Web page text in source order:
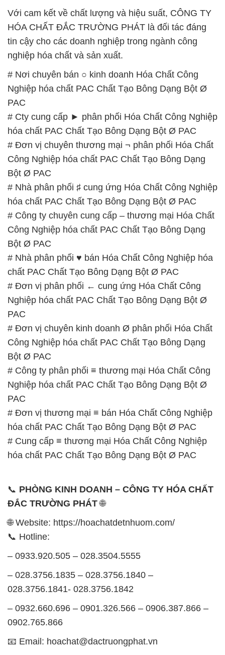
Với cam kết về chất lượng và hiệu suất, CÔNG TY
HÓA CHẤT ĐẮC TRƯỜNG PHÁT là đối tác đáng
tin cậy cho các doanh nghiệp trong ngành công
nghiệp hóa chất và sản xuất.
# Nơi chuyên bán ○ kinh doanh Hóa Chất Công
Nghiệp hóa chất PAC Chất Tạo Bông Dạng Bột Ø
PAC
# Cty cung cấp ► phân phối Hóa Chất Công Nghiệp
hóa chất PAC Chất Tạo Bông Dạng Bột Ø PAC
# Đơn vị chuyên thương mại ¬ phân phối Hóa Chất
Công Nghiệp hóa chất PAC Chất Tạo Bông Dạng
Bột Ø PAC
# Nhà phân phối ♯ cung ứng Hóa Chất Công Nghiệp
hóa chất PAC Chất Tạo Bông Dạng Bột Ø PAC
# Công ty chuyên cung cấp – thương mại Hóa Chất
Công Nghiệp hóa chất PAC Chất Tạo Bông Dạng
Bột Ø PAC
# Nhà phân phối ♥ bán Hóa Chất Công Nghiệp hóa
chất PAC Chất Tạo Bông Dạng Bột Ø PAC
# Đơn vị phân phối ← cung ứng Hóa Chất Công
Nghiệp hóa chất PAC Chất Tạo Bông Dạng Bột Ø
PAC
# Đơn vị chuyên kinh doanh Ø phân phối Hóa Chất
Công Nghiệp hóa chất PAC Chất Tạo Bông Dạng
Bột Ø PAC
# Công ty phân phối ≡ thương mại Hóa Chất Công
Nghiệp hóa chất PAC Chất Tạo Bông Dạng Bột Ø
PAC
# Đơn vị thương mại ≡ bán Hóa Chất Công Nghiệp
hóa chất PAC Chất Tạo Bông Dạng Bột Ø PAC
# Cung cấp ≡ thương mại Hóa Chất Công Nghiệp
hóa chất PAC Chất Tạo Bông Dạng Bột Ø PAC
📞 PHÒNG KINH DOANH – CÔNG TY HÓA CHẤT
ĐẮC TRƯỜNG PHÁT🌐
🌐 Website: https://hoachatdetnhuom.com/
📞 Hotline:
– 0933.920.505 – 028.3504.5555
– 028.3756.1835 – 028.3756.1840 –
028.3756.1841- 028.3756.1842
– 0932.660.696 – 0901.326.566 – 0906.387.866 –
0902.765.866
📧 Email: hoachat@dactruongphat.vn